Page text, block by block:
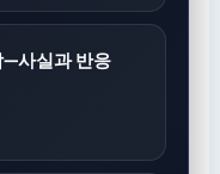
—사실과 반응